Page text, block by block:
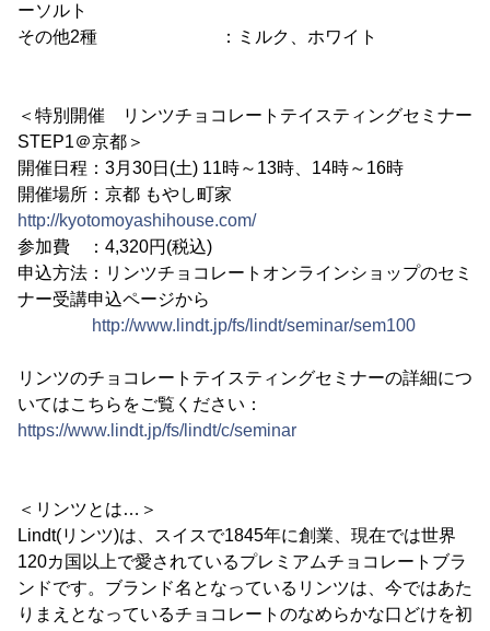
ーソルト
その他2種 ：ミルク、ホワイト
＜特別開催 リンツチョコレートテイスティングセミナー
STEP1＠京都＞
開催日程：3月30日(土) 11時～13時、14時～16時
開催場所：京都 もやし町家
http://kyotomoyashihouse.com/
参加費 ：4,320円(税込)
申込方法：リンツチョコレートオンラインショップのセミ
ナー受講申込ページから
http://www.lindt.jp/fs/lindt/seminar/sem100
リンツのチョコレートテイスティングセミナーの詳細につ
いてはこちらをご覧ください：
https://www.lindt.jp/fs/lindt/c/seminar
＜リンツとは…＞
Lindt(リンツ)は、スイスで1845年に創業、現在では世界
120カ国以上で愛されているプレミアムチョコレートブラ
ンドです。ブランド名となっているリンツは、今ではあた
りまえとなっているチョコレートのなめらかな口どけを初